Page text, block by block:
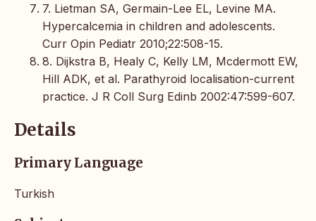
7. Lietman SA, Germain-Lee EL, Levine MA.
Hypercalcemia in children and adolescents.
Curr Opin Pediatr 2010;22:508-15.
8. Dijkstra B, Healy C, Kelly LM, Mcdermott EW,
Hill ADK, et al. Parathyroid localisation-current
practice. J R Coll Surg Edinb 2002:47:599-607.
Details
Primary Language
Turkish